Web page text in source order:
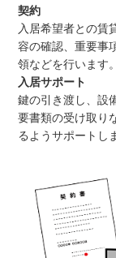
契約
入居希望者との賃
容の確認、重要事
領などを行います。
入居サポート
鍵の引き渡し、設
要書類の受け取り
るようサポートし